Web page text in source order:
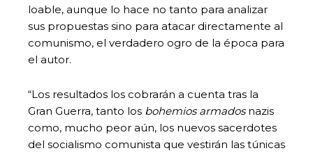
loable, aunque lo hace no tanto para analizar
sus propuestas sino para atacar directamente al
comunismo, el verdadero ogro de la época para
el autor.
“Los resultados los cobrarán a cuenta tras la
Gran Guerra, tanto los bohemios armadosnazis
como, mucho peor aún, los nuevos sacerdotes
del socialismo comunista que vestirán las túnicas